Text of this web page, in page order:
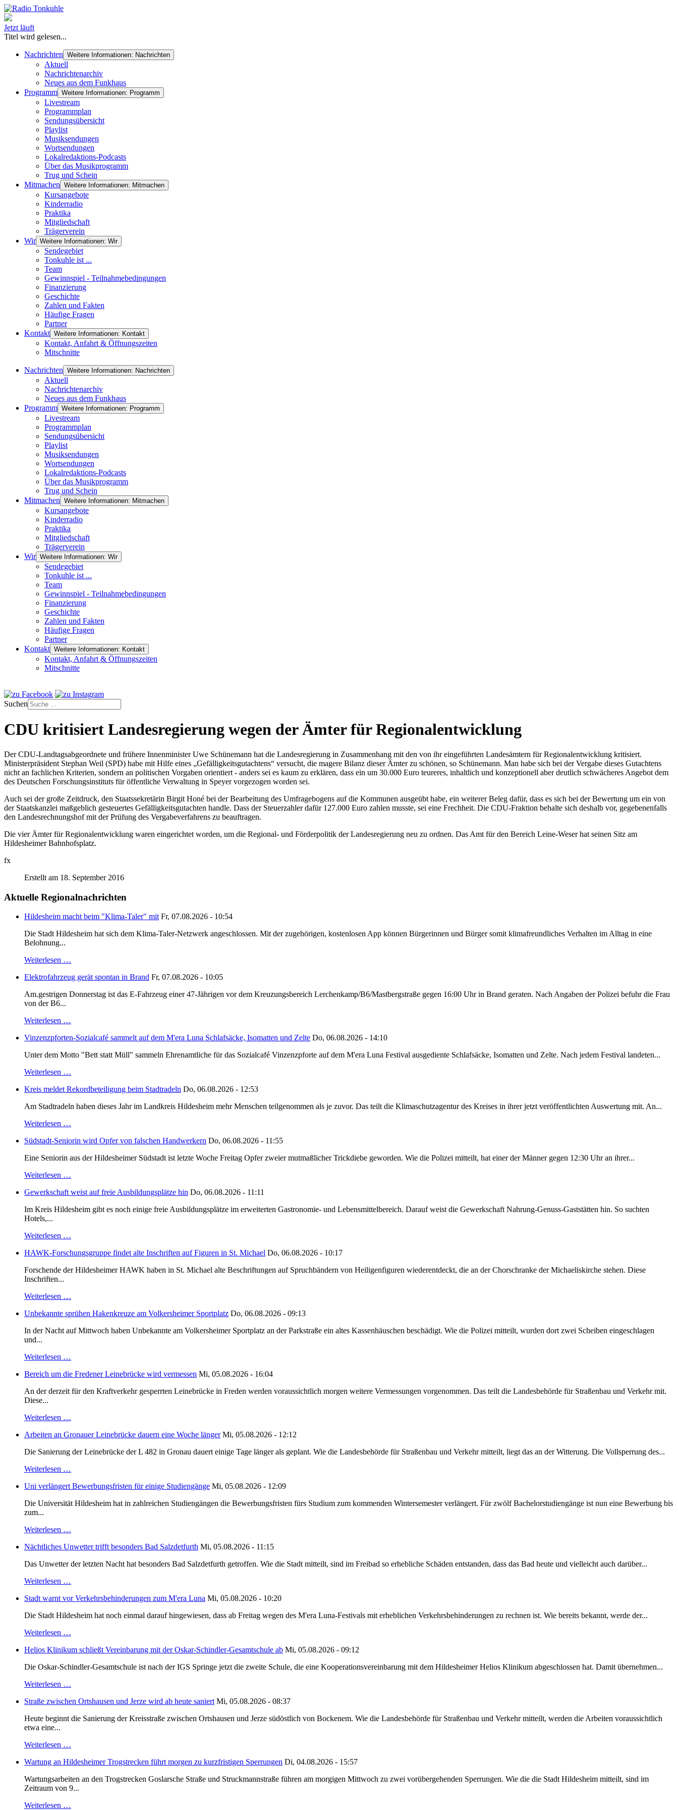
Jetzt läuft
Titel wird gelesen...
Nachrichten Weitere Informationen: Nachrichten
Aktuell
Nachrichtenarchiv
Neues aus dem Funkhaus
Programm Weitere Informationen: Programm
Livestream
Programmplan
Sendungsübersicht
Playlist
Musiksendungen
Wortsendungen
Lokalredaktions-Podcasts
Über das Musikprogramm
Trug und Schein
Mitmachen Weitere Informationen: Mitmachen
Kursangebote
Kinderradio
Praktika
Mitgliedschaft
Trägerverein
Wir Weitere Informationen: Wir
Sendegebiet
Tonkuhle ist ...
Team
Gewinnspiel - Teilnahmebedingungen
Finanzierung
Geschichte
Zahlen und Fakten
Häufige Fragen
Partner
Kontakt Weitere Informationen: Kontakt
Kontakt, Anfahrt & Öffnungszeiten
Mitschnitte
Nachrichten Weitere Informationen: Nachrichten
Aktuell
Nachrichtenarchiv
Neues aus dem Funkhaus
Programm Weitere Informationen: Programm
Livestream
Programmplan
Sendungsübersicht
Playlist
Musiksendungen
Wortsendungen
Lokalredaktions-Podcasts
Über das Musikprogramm
Trug und Schein
Mitmachen Weitere Informationen: Mitmachen
Kursangebote
Kinderradio
Praktika
Mitgliedschaft
Trägerverein
Wir Weitere Informationen: Wir
Sendegebiet
Tonkuhle ist ...
Team
Gewinnspiel - Teilnahmebedingungen
Finanzierung
Geschichte
Zahlen und Fakten
Häufige Fragen
Partner
Kontakt Weitere Informationen: Kontakt
Kontakt, Anfahrt & Öffnungszeiten
Mitschnitte
Suchen
CDU kritisiert Landesregierung wegen der Ämter für Regionalentwicklung
Der CDU-Landtagsabgeordnete und frühere Innenminister Uwe Schünemann hat die Landesregierung in Zusammenhang mit den von ihr eingeführten Landesämtern für Regionalentwicklung kritisiert.
Ministerpräsident Stephan Weil (SPD) habe mit Hilfe eines „Gefälligkeitsgutachtens“ versucht, die magere Bilanz dieser Ämter zu schönen, so Schünemann. Man habe sich bei der Vergabe dieses Gutachtens
nicht an fachlichen Kriterien, sondern an politischen Vorgaben orientiert - anders sei es kaum zu erklären, dass ein um 30.000 Euro teureres, inhaltlich und konzeptionell aber deutlich schwächeres Angebot dem
des Deutschen Forschungsinstituts für öffentliche Verwaltung in Speyer vorgezogen worden sei.
Auch sei der große Zeitdruck, den Staatssekretärin Birgit Honé bei der Bearbeitung des Umfragebogens auf die Kommunen ausgeübt habe, ein weiterer Beleg dafür, dass es sich bei der Bewertung um ein von
der Staatskanzlei maßgeblich gesteuertes Gefälligkeitsgutachten handle. Dass der Steuerzahler dafür 127.000 Euro zahlen musste, sei eine Frechheit. Die CDU-Fraktion behalte sich deshalb vor, gegebenenfalls
den Landesrechnungshof mit der Prüfung des Vergabeverfahrens zu beauftragen.
Die vier Ämter für Regionalentwicklung waren eingerichtet worden, um die Regional- und Förderpolitik der Landesregierung neu zu ordnen. Das Amt für den Bereich Leine-Weser hat seinen Sitz am
Hildesheimer Bahnhofsplatz.
fx
Erstellt am 18. September 2016
Aktuelle Regionalnachrichten
Hildesheim macht beim "Klima-Taler" mit Fr, 07.08.2026 - 10:54
Die Stadt Hildesheim hat sich dem Klima-Taler-Netzwerk angeschlossen. Mit der zugehörigen, kostenlosen App können Bürgerinnen und Bürger somit klimafreundliches Verhalten im Alltag in eine
Belohnung...
Weiterlesen …
Elektrofahrzeug gerät spontan in Brand Fr, 07.08.2026 - 10:05
Am.gestrigen Donnerstag ist das E-Fahrzeug einer 47-Jährigen vor dem Kreuzungsbereich Lerchenkamp/B6/Mastbergstraße gegen 16:00 Uhr in Brand geraten. Nach Angaben der Polizei befuhr die Frau
von der B6...
Weiterlesen …
Vinzenzpforten-Sozialcafé sammelt auf dem M'era Luna Schlafsäcke, Isomatten und Zelte Do, 06.08.2026 - 14:10
Unter dem Motto "Bett statt Müll" sammeln Ehrenamtliche für das Sozialcafé Vinzenzpforte auf dem M'era Luna Festival ausgediente Schlafsäcke, Isomatten und Zelte. Nach jedem Festival landeten...
Weiterlesen …
Kreis meldet Rekordbeteiligung beim Stadtradeln Do, 06.08.2026 - 12:53
Am Stadtradeln haben dieses Jahr im Landkreis Hildesheim mehr Menschen teilgenommen als je zuvor. Das teilt die Klimaschutzagentur des Kreises in ihrer jetzt veröffentlichten Auswertung mit. An...
Weiterlesen …
Südstadt-Seniorin wird Opfer von falschen Handwerkern Do, 06.08.2026 - 11:55
Eine Seniorin aus der Hildesheimer Südstadt ist letzte Woche Freitag Opfer zweier mutmaßlicher Trickdiebe geworden. Wie die Polizei mitteilt, hat einer der Männer gegen 12:30 Uhr an ihrer...
Weiterlesen …
Gewerkschaft weist auf freie Ausbildungsplätze hin Do, 06.08.2026 - 11:11
Im Kreis Hildesheim gibt es noch einige freie Ausbildungsplätze im erweiterten Gastronomie- und Lebensmittelbereich. Darauf weist die Gewerkschaft Nahrung-Genuss-Gaststätten hin. So suchten
Hotels,...
Weiterlesen …
HAWK-Forschungsgruppe findet alte Inschriften auf Figuren in St. Michael Do, 06.08.2026 - 10:17
Forschende der Hildesheimer HAWK haben in St. Michael alte Beschriftungen auf Spruchbändern von Heiligenfiguren wiederentdeckt, die an der Chorschranke der Michaeliskirche stehen. Diese
Inschriften...
Weiterlesen …
Unbekannte sprühen Hakenkreuze am Volkersheimer Sportplatz Do, 06.08.2026 - 09:13
In der Nacht auf Mittwoch haben Unbekannte am Volkersheimer Sportplatz an der Parkstraße ein altes Kassenhäuschen beschädigt. Wie die Polizei mitteilt, wurden dort zwei Scheiben eingeschlagen
und...
Weiterlesen …
Bereich um die Fredener Leinebrücke wird vermessen Mi, 05.08.2026 - 16:04
An der derzeit für den Kraftverkehr gesperrten Leinebrücke in Freden werden voraussichtlich morgen weitere Vermessungen vorgenommen. Das teilt die Landesbehörde für Straßenbau und Verkehr mit.
Diese...
Weiterlesen …
Arbeiten an Gronauer Leinebrücke dauern eine Woche länger Mi, 05.08.2026 - 12:12
Die Sanierung der Leinebrücke der L 482 in Gronau dauert einige Tage länger als geplant. Wie die Landesbehörde für Straßenbau und Verkehr mitteilt, liegt das an der Witterung. Die Vollsperrung des...
Weiterlesen …
Uni verlängert Bewerbungsfristen für einige Studiengänge Mi, 05.08.2026 - 12:09
Die Universität Hildesheim hat in zahlreichen Studiengängen die Bewerbungsfristen fürs Studium zum kommenden Wintersemester verlängert. Für zwölf Bachelorstudiengänge ist nun eine Bewerbung bis
zum...
Weiterlesen …
Nächtliches Unwetter trifft besonders Bad Salzdetfurth Mi, 05.08.2026 - 11:15
Das Unwetter der letzten Nacht hat besonders Bad Salzdetfurth getroffen. Wie die Stadt mitteilt, sind im Freibad so erhebliche Schäden entstanden, dass das Bad heute und vielleicht auch darüber...
Weiterlesen …
Stadt warnt vor Verkehrsbehinderungen zum M'era Luna Mi, 05.08.2026 - 10:20
Die Stadt Hildesheim hat noch einmal darauf hingewiesen, dass ab Freitag wegen des M'era Luna-Festivals mit erheblichen Verkehrsbehinderungen zu rechnen ist. Wie bereits bekannt, werde der...
Weiterlesen …
Helios Klinikum schließt Vereinbarung mit der Oskar-Schindler-Gesamtschule ab Mi, 05.08.2026 - 09:12
Die Oskar-Schindler-Gesamtschule ist nach der IGS Springe jetzt die zweite Schule, die eine Kooperationsvereinbarung mit dem Hildesheimer Helios Klinikum abgeschlossen hat. Damit übernehmen...
Weiterlesen …
Straße zwischen Ortshausen und Jerze wird ab heute saniert Mi, 05.08.2026 - 08:37
Heute beginnt die Sanierung der Kreisstraße zwischen Ortshausen und Jerze südöstlich von Bockenem. Wie die Landesbehörde für Straßenbau und Verkehr mitteilt, werden die Arbeiten voraussichtlich
etwa eine...
Weiterlesen …
Wartung an Hildesheimer Trogstrecken führt morgen zu kurzfristigen Sperrungen Di, 04.08.2026 - 15:57
Wartungsarbeiten an den Trogstrecken Goslarsche Straße und Struckmannstraße führen am morgigen Mittwoch zu zwei vorübergehenden Sperrungen. Wie die die Stadt Hildesheim mitteilt, sind im
Zeitraum von 9...
Weiterlesen …